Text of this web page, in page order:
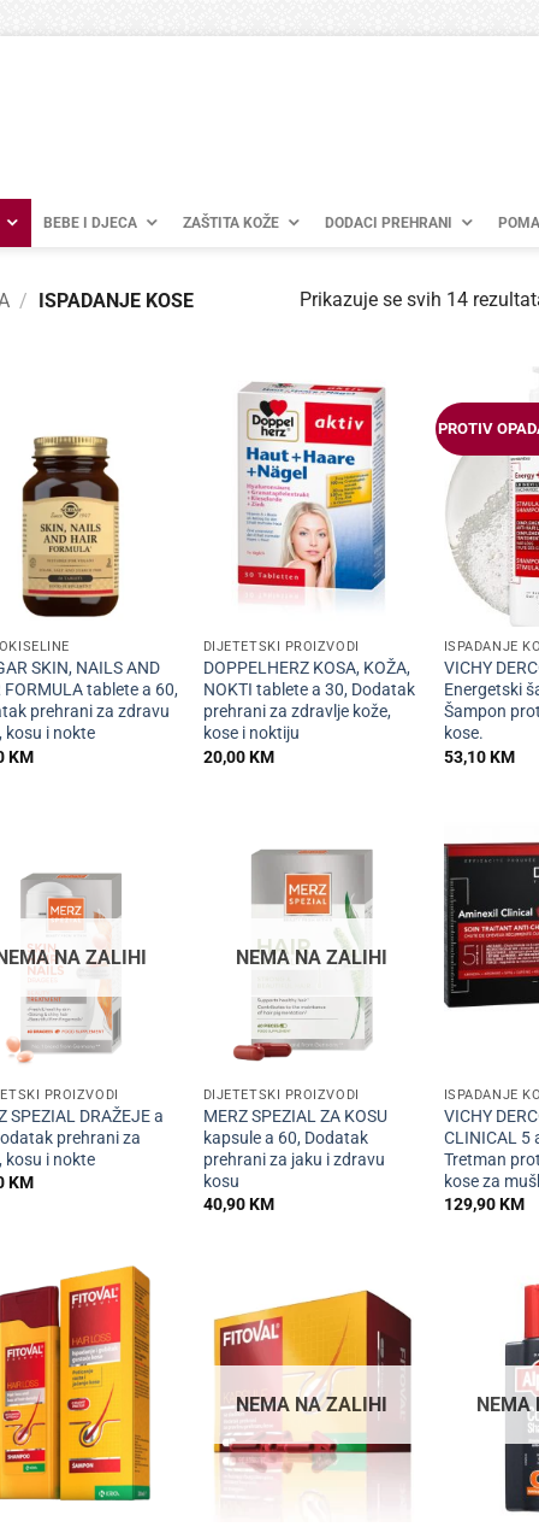
BEBE I DJECA ZAŠTITA KOŽE DODACI PREHRANI
/ ISPADANJE KOSE Prikazuje se svih 14
SKIN, NAILS AND
FORMULA tablete a 60,
prehrani za zdravu
kosu i nokte
KM
DIJETETSKI PROIZVODI
DOPPELHERZ KOSA, KOŽA,
NOKTI tablete a 30, Dodatak
prehrani za zdravlje kože,
kose i noktiju
20,00KM
PROTIV
ISPADANJE
VICHY
Energetski
Šampon
kose.
53,10KM
NA ZALIHI
PROIZVODI
SPEZIAL DRAŽEJE a
prehrani za
kosu i nokte
KM
+
NEMA NA ZALIHI
DIJETETSKI PROIZVODI
MERZ SPEZIAL ZA KOSU
kapsule a 60, Dodatak
prehrani za jaku i zdravu
kosu
40,90KM
ISPADANJE
VICHY
CLINICAL 5
Tretman
kose za
129,90KM
NEMA NA ZALIHI NEMA